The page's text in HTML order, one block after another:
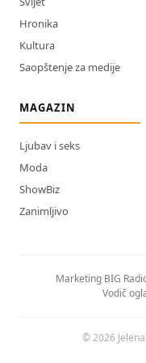
Hronika
Kultura
Saopštenje za medije
MAGAZIN
Ljubav i seks
Moda
ShowBiz
Zanimljivo
Marketing BIG
Vodič
© 2026